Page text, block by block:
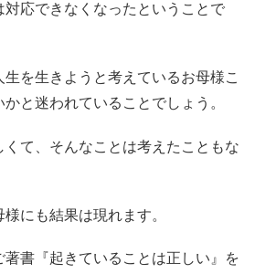
対応できなくなったということで
を生きようと考えているお母様こ
と迷われていることでしょう。
くて、そんなことは考えたこともな
にも結果は現れます。
書『起きていることは正しい』を